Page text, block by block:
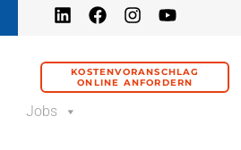
Jobs
KOSTENVORANSCHLAG
ONLINE ANFORDERN